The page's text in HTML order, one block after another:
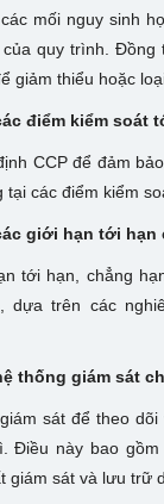
mối nguy sinh
quy trình. Đồng
giảm thiểu hoặc
điểm kiểm soát
CCP để đảm
các điểm kiểm
giới hạn tới hạn
tới hạn, chẳng
dựa trên các
thống giám sát
sát để theo
Điều này bao gồm
giám sát và lưu trữ